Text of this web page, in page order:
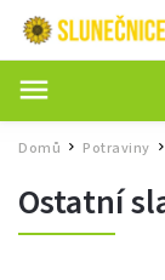
Domů / Potraviny
Ostatní